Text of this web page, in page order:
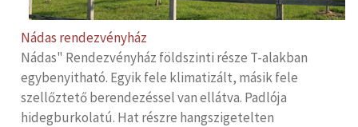
Nádas rendezvényház
Nádas" Rendezvényház földszinti része T-alakban
egybenyitható. Egyik fele klimatizált, másik fele
szellőztető berendezéssel van ellátva. Padlója
hidegburkolatú. Hat részre hangszigetelten